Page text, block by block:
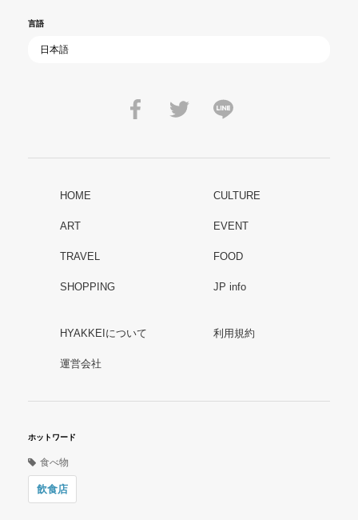
言語
HOME CULTURE
ART EVENT
TRAVEL FOOD
SHOPPING JP info
HYAKKEIについて 利用規約
運営会社
ホットワード
食べ物
飲食店